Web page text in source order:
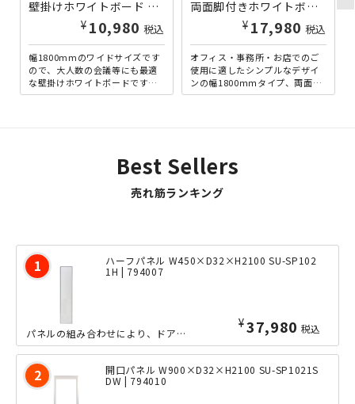
壁掛けホワイトボード 無地 W1800×H905 ホワイト
¥ 10,980 税込
幅1800mmのワイドサイズです
ので、大人数の会議等にも最適
な壁掛けホワイトボードです。
会議室の壁に掛けてしまえば場
両面脚付きホワイトボード 両面無地 W1800×H905 ホワイト
¥ 17,980 税込
オフィス・事務所・お店でのご
使用に適したシンプルなデザイ
ンの幅1800ｍｍタイプ、両面無
地の脚付きホワイトボードで
Best Sellers
売れ筋ランキング
ハーフパネル W450×D32×H2100 SU-SP102
1H | 794007
¥37,980 税込
パネルの組み合わせにより、ドアまで取り付けられる本格的なパーテーションでありなが...
開口パネル W900×D32×H2100 SU-SP1021S
DW | 794010